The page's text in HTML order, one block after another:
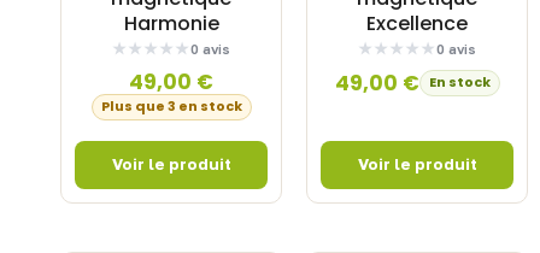
Harmonie
0 avis
49,00 €
Plus que 3 en stock
Excellence
0 avis
49,00 € En stock